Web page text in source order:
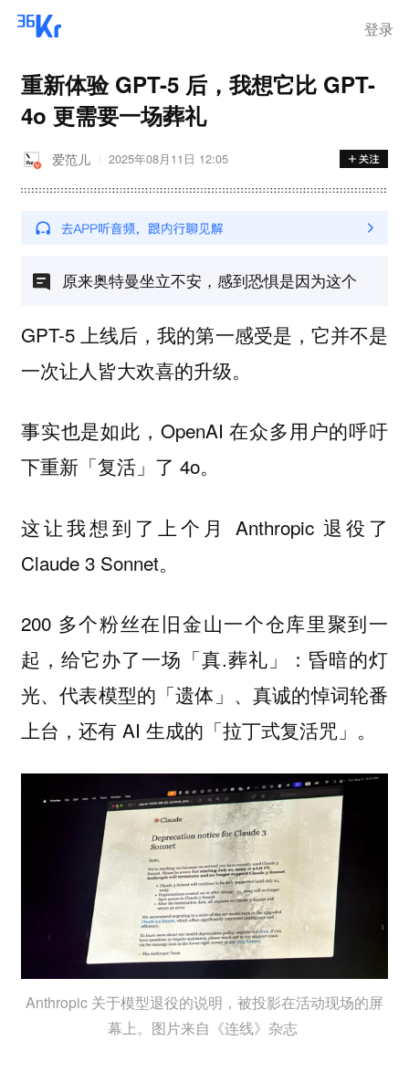
登录
重新体验 GPT-5 后，我想它比 GPT-
4o 更需要一场葬礼
爱范儿 2025年08月11日 12:05
原来奥特曼坐立不安，感到恐惧是因为这个
GPT-5 上线后，我的第一感受是，它并不是
一次让人皆大欢喜的升级。
事实也是如此，OpenAI 在众多用户的呼吁
下重新「复活」了 4o。
这让我想到了上个月 Anthropic 退役了
Claude 3 Sonnet。
200 多个粉丝在旧金山一个仓库里聚到一
起，给它办了一场「真.葬礼」：昏暗的灯
光、代表模型的「遗体」、真诚的悼词轮番
上台，还有 AI 生成的「拉丁式复活咒」。
Anthropic 关于模型退役的说明，被投影在活动现场的屏
幕上。图片来自《连线》杂志